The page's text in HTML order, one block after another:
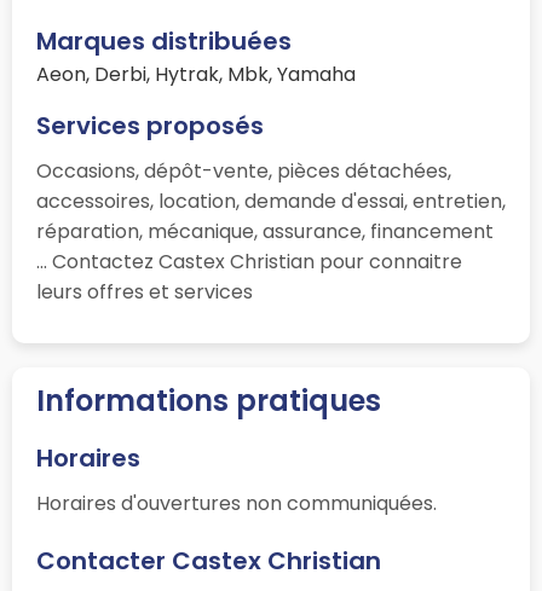
Marques distribuées
Aeon, Derbi, Hytrak, Mbk, Yamaha
Services proposés
Occasions, dépôt-vente, pièces détachées,
accessoires, location, demande d'essai, entretien,
réparation, mécanique, assurance, financement
... Contactez Castex Christian pour connaitre
leurs offres et services
Informations pratiques
Horaires
Horaires d'ouvertures non communiquées.
Contacter Castex Christian